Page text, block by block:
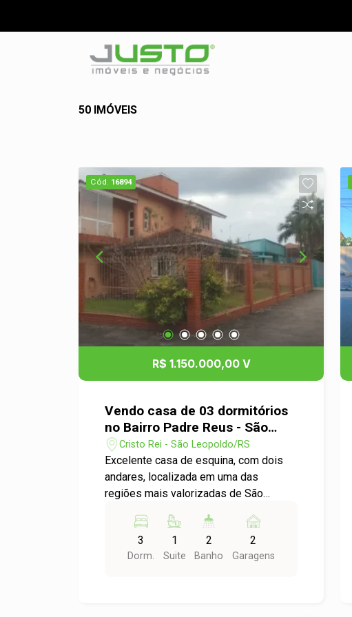
50 IMÓVEIS
Cód. 16894
R$ 1.150.000,00 V
Vendo casa de 03 dormitórios
no Bairro Padre Reus - São
Leopoldo
Cristo Rei - São Leopoldo/RS
Excelente casa de esquina, com dois
andares, localizada em uma das
regiões mais valorizadas de São
Padre Reus e próxima a escolas,
supermercados, farmácias, postos de
gasolina e demais conveniências. O
3
Dorm.
1
Suite
2
Banho
2
Garagens